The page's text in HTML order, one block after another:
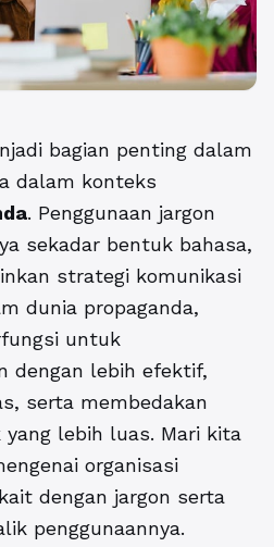
bagian penting dalam
dalam konteks
. Penggunaan jargon
sekadar bentuk bahasa,
strategi komunikasi
dunia propaganda,
untuk
dengan lebih efektif,
serta membedakan
lebih luas. Mari kita
organisasi
dengan jargon serta
penggunaannya.